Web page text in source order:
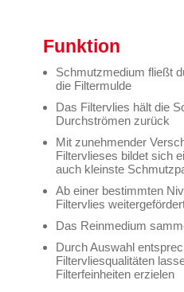
Funktion
Schmutzmedium fließt
die Filtermulde
Das Filtervlies hält die
Durchströmen zurück
Mit zunehmender
Filtervlieses bildet sich
auch kleinste
Ab einer bestimmten
Filtervlies
Das Reinmedium
Durch Auswahl
Filtervliesqualitäten
Filterfeinheiten erzielen